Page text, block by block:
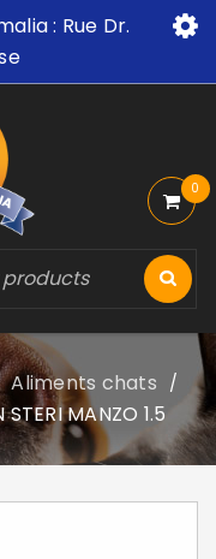
: Rue Dr.
0
Aliments chats /
STERI MANZO 1.5